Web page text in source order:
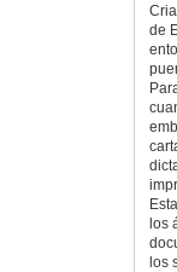
de
los
los